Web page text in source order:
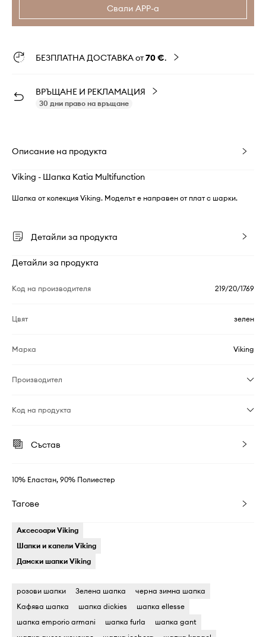
Свали APP-а
БЕЗПЛАТНА ДОСТАВКА от70 €.
ВРЪЩАНЕ И РЕКЛАМАЦИЯ
30 дни право на връщане
Описание на продукта
Viking - Шапка Katia Multifunction
Шапка от колекция Viking. Моделът е направен от плат с шарки.
Детайли за продукта
Детайли за продукта
Код на производителя 219/20/1769
Цвят зелен
Марка Viking
Производител
Код на продукта
Състав
10% Еластан, 90% Полиестер
Тагове
Аксесоари Viking
Шапки и капели Viking
Дамски шапки Viking
розови шапки Зелена шапка
черна зимна шапка
Кафява шапка
шапка dickies
шапка ellesse
шапка emporio armani
шапка furla
шапка gant